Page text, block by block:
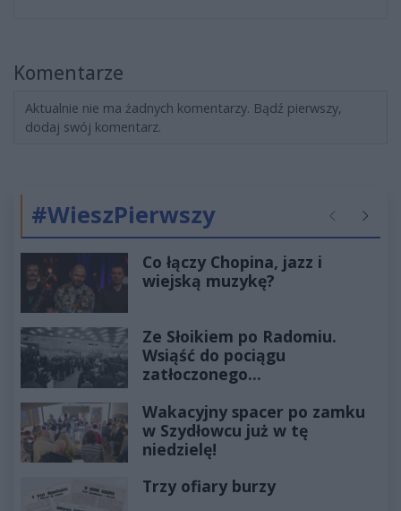
Komentarze
Aktualnie nie ma żadnych komentarzy. Bądź pierwszy,
dodaj swój komentarz.
#WieszPierwszy Poprzednie
Co łączy Chopina, jazz i
wiejską muzykę?
Ze Słoikiem po Radomiu.
Wsiąść do pociągu
zatłoczonego...
Wakacyjny spacer po zamku
w Szydłowcu już w tę
niedzielę!
Trzy ofiary burzy